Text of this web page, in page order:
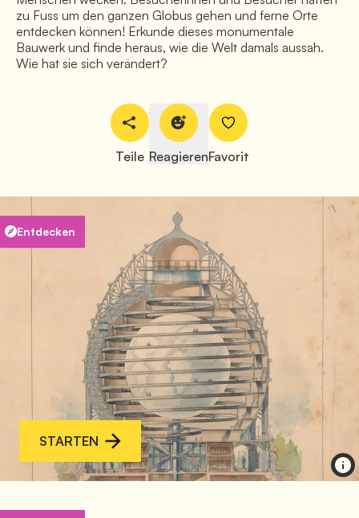
STARTEN
Entdecken
zu Fuss um den ganzen Globus gehen und ferne Orte
entdecken können! Erkunde dieses monumentale
Bauwerk und finde heraus, wie die Welt damals aussah.
Wie hat sie sich verändert?
Teile ReagierenFavorit